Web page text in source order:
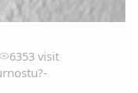
6353 visit